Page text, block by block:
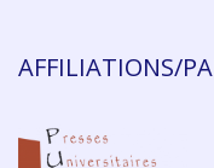
AFFILIATIONS/